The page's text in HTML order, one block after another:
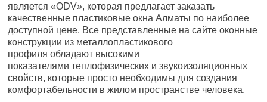
является «ODV», которая предлагает заказать
качественные пластиковые окна Алматы по наиболее
доступной цене. Все представленные на сайте оконные
конструкции из металлопластикового
профиля обладают высокими
показателями теплофизических и звукоизоляционных
свойств, которые просто необходимы для создания
комфортабельности в жилом пространстве человека.